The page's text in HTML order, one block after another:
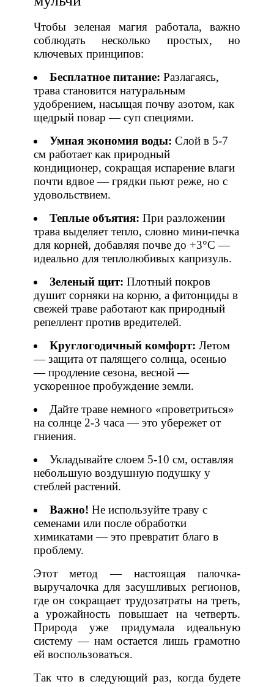
Чтобы зеленая магия работала, важно
соблюдать несколько простых, но
ключевых принципов:
Бесплатное питание: Разлагаясь,
трава становится натуральным
удобрением, насыщая почву азотом, как
щедрый повар — суп специями.
Умная экономия воды: Слой в 5-7
см работает как природный
кондиционер, сокращая испарение влаги
почти вдвое — грядки пьют реже, но с
удовольствием.
Теплые объятия: При разложении
трава выделяет тепло, словно мини-печка
для корней, добавляя почве до +3°С —
идеально для теплолюбивых капризуль.
Зеленый щит: Плотный покров
душит сорняки на корню, а фитонциды в
свежей траве работают как природный
репеллент против вредителей.
Круглогодичный комфорт: Летом
— защита от палящего солнца, осенью
— продление сезона, весной —
ускоренное пробуждение земли.
Дайте траве немного «проветриться»
на солнце 2-3 часа — это убережет от
гниения.
Укладывайте слоем 5-10 см, оставляя
небольшую воздушную подушку у
стеблей растений.
Важно! Не используйте траву с
семенами или после обработки
химикатами — это превратит благо в
проблему.
Этот метод — настоящая палочка-
выручалочка для засушливых регионов,
где он сокращает трудозатраты на треть,
а урожайность повышает на четверть.
Природа уже придумала идеальную
систему — нам остается лишь грамотно
ей воспользоваться.
Так что в следующий раз, когда будете